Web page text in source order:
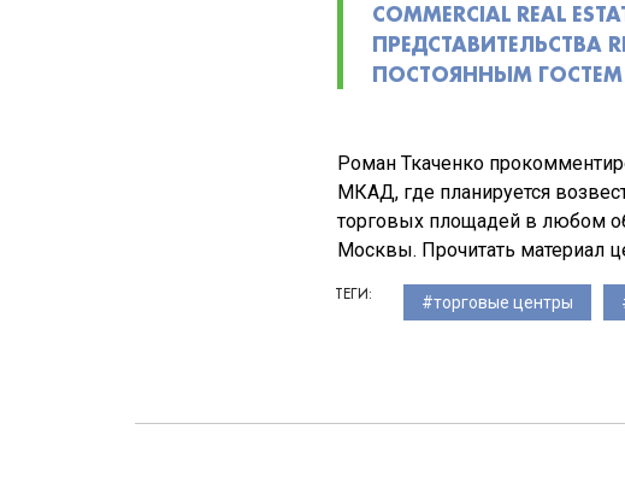
COMMERCIAL REAL
ПРЕДСТАВИТЕЛЬСТВА
ПОСТОЯННЫМ ГОСТЕМ
Роман Ткаченко
МКАД, где планируется
торговых площадей в любом
Москвы. Прочитать материал
ТЕГИ: торговые центры